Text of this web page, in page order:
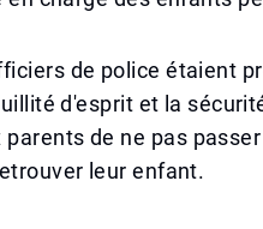
de police étaient
d'esprit et la
de ne pas
leur enfant.